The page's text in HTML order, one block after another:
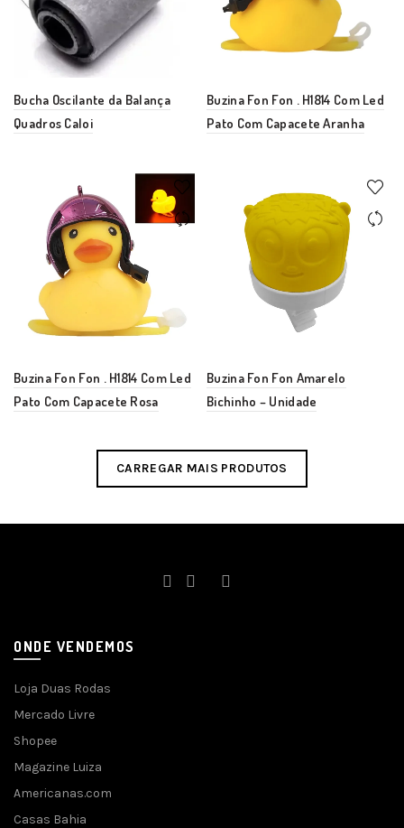
Bucha Oscilante da Balança
Quadros Caloi
Buzina Fon Fon . H1814 Com Led
Pato Com Capacete Aranha
Buzina Fon Fon . H1814 Com Led
Pato Com Capacete Rosa
Buzina Fon Fon Amarelo
Bichinho – Unidade
CARREGAR MAIS PRODUTOS
ONDE VENDEMOS
Loja Duas Rodas
Mercado Livre
Shopee
Magazine Luiza
Americanas.com
Casas Bahia